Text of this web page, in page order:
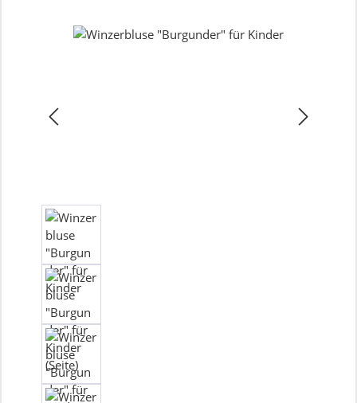
Bildergalerie überspringen